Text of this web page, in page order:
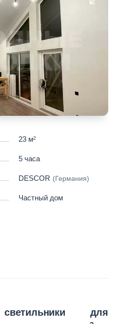
23 м2
5 часа
DESCOR (Германия)
Частный дом
для